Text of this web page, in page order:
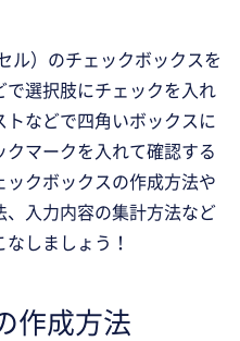
）のチェックボックスを
選択肢にチェックを入れ
などで四角いボックスに
クマークを入れて確認する
クボックスの作成方法や
入力内容の集計方法など
しましょう！
作成方法